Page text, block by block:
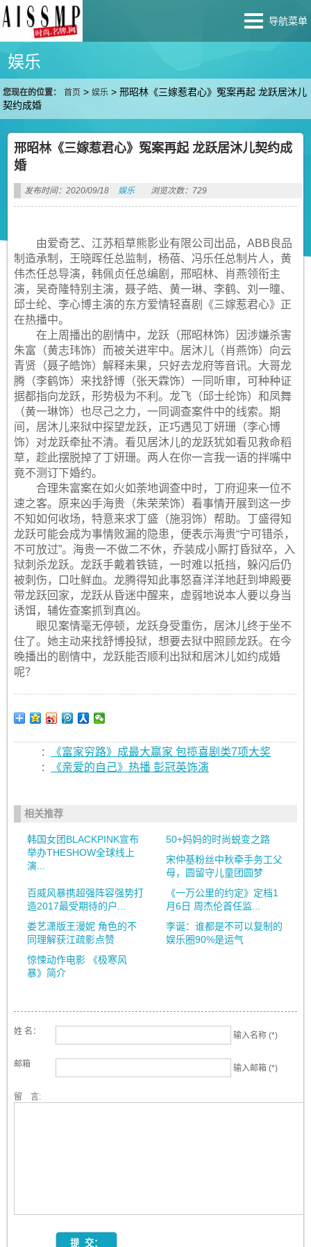
导航菜单
娱乐
您现在的位置： 首页 >娱乐 >邢昭林《三嫁惹君心》冤案再起 龙跃居沐儿
契约成婚
邢昭林《三嫁惹君心》冤案再起 龙跃居沐儿契约成
婚
发布时间：2020/09/18 娱乐 浏览次数：729
由爱奇艺、江苏稻草熊影业有限公司出品，ABB良品
制造承制，王晓晖任总监制，杨蓓、冯乐任总制片人，黄
伟杰任总导演，韩佩贞任总编剧，邢昭林、肖燕领衔主
演，吴奇隆特别主演，聂子皓、黄一琳、李鹤、刘一曈、
邱士纶、李心博主演的东方爱情轻喜剧《三嫁惹君心》正
在热播中。
在上周播出的剧情中，龙跃（邢昭林饰）因涉嫌杀害
朱富（黄志玮饰）而被关进牢中。居沐儿（肖燕饰）向云
青贤（聂子皓饰）解释未果，只好去龙府等音讯。大哥龙
腾（李鹤饰）来找舒博（张天霖饰）一同听审，可种种证
据都指向龙跃，形势极为不利。龙飞（邱士纶饰）和凤舞
（黄一琳饰）也尽己之力，一同调查案件中的线索。期
间，居沐儿来狱中探望龙跃，正巧遇见丁妍珊（李心博
饰）对龙跃牵扯不清。看见居沐儿的龙跃犹如看见救命稻
草，趁此摆脱掉了丁妍珊。两人在你一言我一语的拌嘴中
竟不测订下婚约。
合理朱富案在如火如荼地调查中时，丁府迎来一位不
速之客。原来凶手海贵（朱荣荣饰）看事情开展到这一步
不知如何收场，特意来求丁盛（施羽饰）帮助。丁盛得知
龙跃可能会成为事情败漏的隐患，便表示海贵“宁可错杀，
不可放过”。海贵一不做二不休，乔装成小厮打昏狱卒，入
狱刺杀龙跃。龙跃手戴着铁链，一时难以抵挡，躲闪后仍
被刺伤，口吐鲜血。龙腾得知此事怒喜洋洋地赶到坤殿要
带龙跃回家，龙跃从昏迷中醒来，虚弱地说本人要以身当
诱饵，辅佐查案抓到真凶。
眼见案情毫无停顿，龙跃身受重伤，居沐儿终于坐不
住了。她主动来找舒博投狱，想要去狱中照顾龙跃。在今
晚播出的剧情中，龙跃能否顺利出狱和居沐儿如约成婚
呢？
:
《富家穷路》成最大赢家 包揽喜剧类7项大奖
:
《亲爱的自己》热播 彭冠英饰演
相关推荐
韩国女团BLACKPINK宣布
举办THESHOW全球线上
演...
50+妈妈的时尚蜕变之路
宋仲基粉丝中秋牵手务工父
母，圆留守儿童团圆梦
百威风暴携超强阵容强势打
造2017最受期待的户...
《一万公里的约定》定档1
月6日 周杰伦首任监...
娄艺潇版王漫妮 角色的不
同理解获江疏影点赞
李诞：谁都是不可以复制的
娱乐圈90%是运气
惊悚动作电影 《极寒风
暴》简介
姓 名： 输入名称 (*)
邮箱 输入邮箱 (*)
留 言: